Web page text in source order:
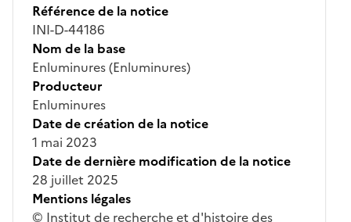
Référence de la notice
INI-D-44186
Nom de la base
Enluminures (Enluminures)
Producteur
Enluminures
Date de création de la notice
1 mai 2023
Date de dernière modification de la notice
28 juillet 2025
Mentions légales
© Institut de recherche et d'histoire des